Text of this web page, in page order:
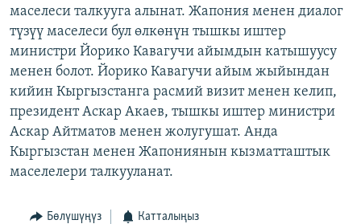
маселеси талкууга алынат. Жапония менен диалог
түзүү маселеси бул өлкөнүн тышкы иштер
министри Йорико Кавагучи айымдын катышуусу
менен болот. Йорико Кавагучи айым жыйындан
кийин Кыргызстанга расмий визит менен келип,
президент Аскар Акаев, тышкы иштер министри
Аскар Айтматов менен жолугушат. Анда
Кыргызстан менен Жапониянын кызматташтык
маселелери талкууланат.
Бөлүшүңүз Катталыңыз